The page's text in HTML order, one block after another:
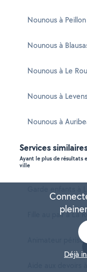
Nounous à Peillon
Nounous à
Nounous à Le
Nounous à
Nounous à
Services
Ayant le plus de résultats
ville
Fille au pair à La
Animateur
Déjà